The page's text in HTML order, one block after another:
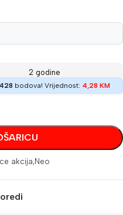
2 godine
428 bodova! Vrijednost: 4,28 KM
akcija,Neo